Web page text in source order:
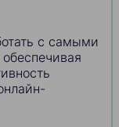
с самыми